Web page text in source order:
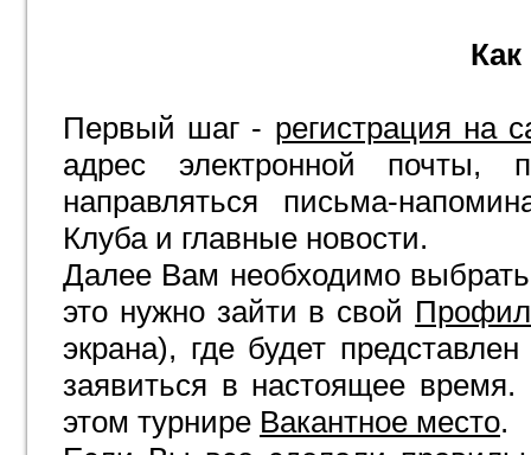
Как
Первый шаг - регистрация на
адрес электронной почты,
направляться письма-
Клуба и главные новости.
Далее Вам необходимо
это нужно зайти в свой
экрана), где будет
заявиться в настоящее
этом турнире Вакантное место.